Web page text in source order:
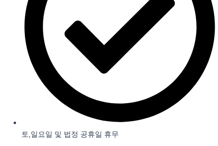
토,일요일 및 법정 공휴일 휴무